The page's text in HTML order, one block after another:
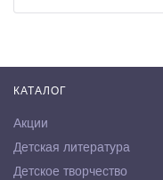
КАТАЛОГ
Акции
Детская литература
Детское творчество